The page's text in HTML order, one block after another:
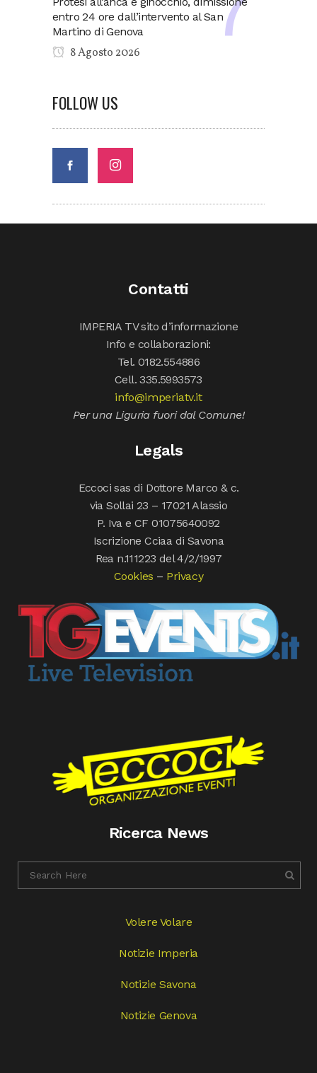
entro 24 ore dall’intervento al San
Martino di Genova
8 Agosto 2026
FOLLOW US
Contatti
IMPERIA TV sito d’informazione
Info e collaborazioni:
Tel. 0182.554886
Cell. 335.5993573
info@imperiatv.it
Per una Liguria fuori dal Comune!
Legals
Eccoci sas di Dottore Marco & c.
via Sollai 23 – 17021 Alassio
P. Iva e CF 01075640092
Iscrizione Cciaa di Savona
Rea n.111223 del 4/2/1997
Cookies – Privacy
Ricerca News
Volere Volare
Notizie Imperia
Notizie Savona
Notizie Genova